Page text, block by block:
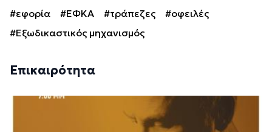
#εφορία
#ΕΦΚΑ #τράπεζες
#οφειλές
#Εξωδικαστικός μηχανισμός
Επικαιρότητα